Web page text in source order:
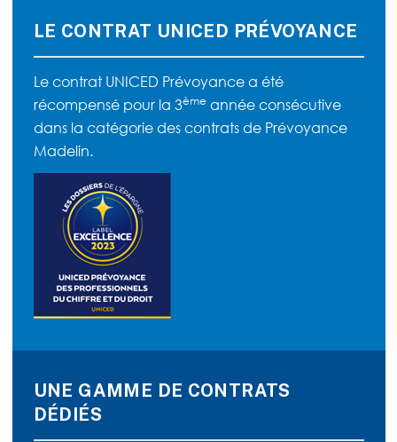
LE CONTRAT UNICED PRÉVOYANCE
Le contrat UNICED Prévoyance a été
récompensé pour la 3èmeannée consécutive
dans la catégorie des contrats de Prévoyance
Madelin.
UNE GAMME DE CONTRATS
DÉDIÉS